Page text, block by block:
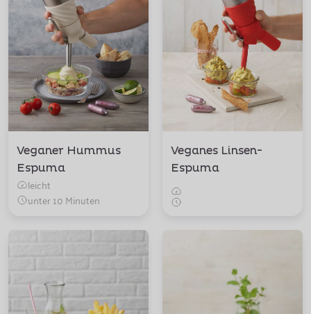
Veganer Hummus
Espuma
leicht
unter 10 Minuten
Veganes Linsen-
Espuma